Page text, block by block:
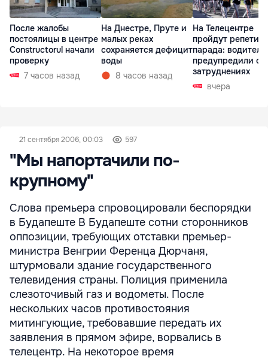
После жалобы
постоялицы в центре
Constructorul начали
проверку
7 часов назад
На Днестре, Пруте и
малых реках
сохраняется дефицит
воды
8 часов назад
На Телецентре
пройдут
парада:
предупредили о
затруднениях
вчера
21 сентября 2006, 00:03 597
"Мы напортачили по-
крупному"
Слова премьера спровоцировали беспорядки
в Будапеште В Будапеште сотни сторонников
оппозиции, требующих отставки премьер-
министра Венгрии Ференца Дюрчаня,
штурмовали здание государственного
телевидения страны. Полиция применила
слезоточивый газ и водометы. После
нескольких часов противостояния
митингующие, требовавшие передать их
заявления в прямом эфире, ворвались в
телецентр. На некоторое время